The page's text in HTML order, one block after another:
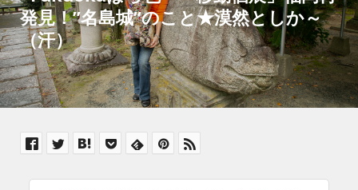
発見！”名島城”のこと★漠然としか～
（汗）